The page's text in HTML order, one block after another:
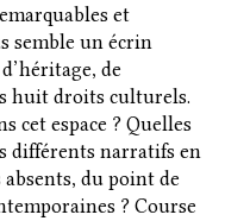
et
semble un écrin
de
huit droits culturels.
cet espace ? Quelles
différents narratifs en
du point de
? Course